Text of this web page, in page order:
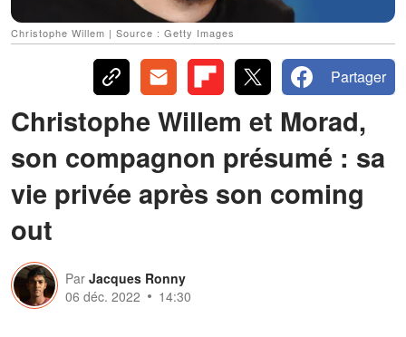
Christophe Willem | Source : Getty Images
Partager
Christophe Willem et Morad,
son compagnon présumé : sa
vie privée après son coming
out
Par Jacques Ronny
06 déc. 2022
14:30